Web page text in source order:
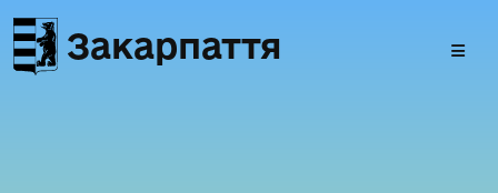
Закарпаття